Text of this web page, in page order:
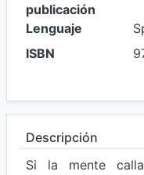
publicación
Lenguaje
ISBN
Descripción
Si la mente